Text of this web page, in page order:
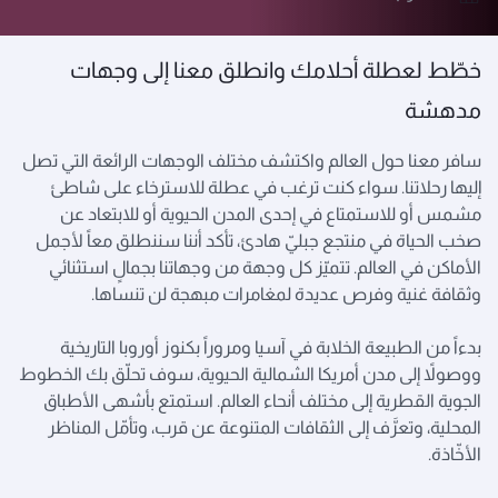
خطّط لعطلة أحلامك وانطلق معنا إلى وجهات
مدهشة
سافر معنا حول العالم واكتشف مختلف الوجهات الرائعة التي تصل
إليها رحلاتنا. سواء كنت ترغب في عطلة للاسترخاء على شاطئ
مشمس أو للاستمتاع في إحدى المدن الحيوية أو للابتعاد عن
صخب الحياة في منتجع جبليّ هادئ، تأكد أننا سننطلق معاً لأجمل
الأماكن في العالم. تتميّز كل وجهة من وجهاتنا بجمالٍ استثنائي
وثقافة غنية وفرص عديدة لمغامرات مبهجة لن تنساها.
بدءاً من الطبيعة الخلابة في آسيا ومروراً بكنوز أوروبا التاريخية
ووصولاً إلى مدن أمريكا الشمالية الحيوية، سوف تحلّق بك الخطوط
الجوية القطرية إلى مختلف أنحاء العالم. استمتع بأشهى الأطباق
المحلية، وتعرَّف إلى الثقافات المتنوعة عن قرب، وتأمّل المناظر
الأخّاذة.